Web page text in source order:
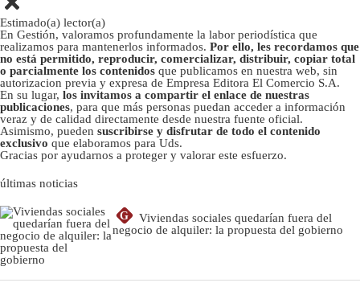
Estimado(a) lector(a)
En Gestión, valoramos profundamente la labor periodística que
realizamos para mantenerlos informados. Por ello, les recordamos que
no está permitido, reproducir, comercializar, distribuir, copiar total
o parcialmente los contenidos que publicamos en nuestra web, sin
autorizacion previa y expresa de Empresa Editora El Comercio S.A.
En su lugar, los invitamos a compartir el enlace de nuestras
publicaciones, para que más personas puedan acceder a información
veraz y de calidad directamente desde nuestra fuente oficial.
Asimismo, pueden suscribirse y disfrutar de todo el contenido
exclusivo que elaboramos para Uds.
Gracias por ayudarnos a proteger y valorar este esfuerzo.
últimas noticias
G
Viviendas sociales quedarían fuera del
negocio de alquiler: la propuesta del gobierno